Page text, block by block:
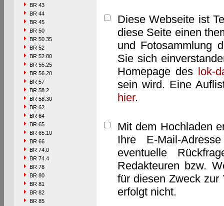
BR 43
BR 44
BR 45
BR 50
BR 50.35
BR 52
BR 52.80
BR 55.25
BR 56.20
BR 57
BR 58.2
BR 58.30
BR 62
BR 64
BR 65
BR 65.10
BR 66
BR 74.0
BR 74.4
BR 78
BR 80
BR 81
BR 82
BR 85
Diese Webseite ist
diese Seite einen
und Fotosammlung
Sie sich
Homepage des lok-
sein wird. Eine
hier.
Mit dem Hochladen
Ihre E-Mail-
eventuelle
Redakteuren bzw.
für diesen Zweck zur
erfolgt nicht.